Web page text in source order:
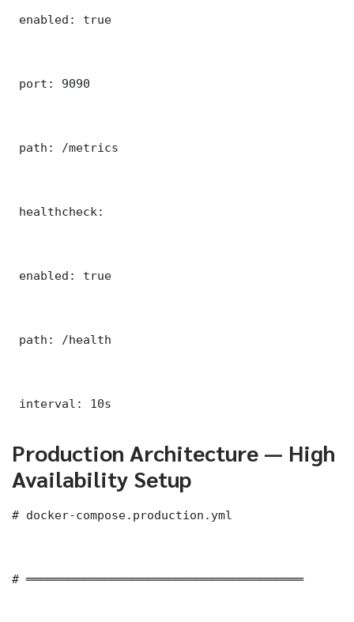
enabled: true
port: 9090
path: /metrics
healthcheck:
enabled: true
path: /health
interval: 10s
Production Architecture — High
Availability Setup
# docker-compose.production.yml
# ═══════════════════════════════════════